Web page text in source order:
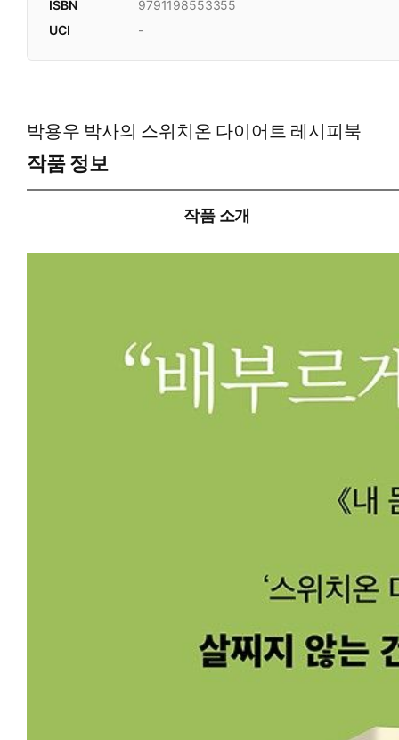
ISBN
9791198553355
UCI
-
박용우 박사의 스위치온 다이어트 레시피북
작품 정보
작품 소개